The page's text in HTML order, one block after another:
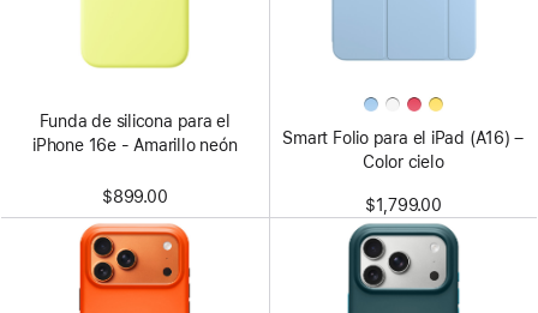
Funda de silicona para el
iPhone 16e - Amarillo neón
$899.00
Smart Folio para el iPad (A16) –
Color cielo
$1,799.00